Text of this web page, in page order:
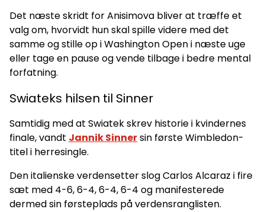
Det næste skridt for Anisimova bliver at træffe et
valg om, hvorvidt hun skal spille videre med det
samme og stille op i Washington Open i næste uge
eller tage en pause og vende tilbage i bedre mental
forfatning.
Swiateks hilsen til Sinner
Samtidig med at Swiatek skrev historie i kvindernes
finale, vandt Jannik Sinnersin første Wimbledon-
titel i herresingle.
Den italienske verdensetter slog Carlos Alcaraz i fire
sæt med 4-6, 6-4, 6-4, 6-4 og manifesterede
dermed sin førsteplads på verdensranglisten.